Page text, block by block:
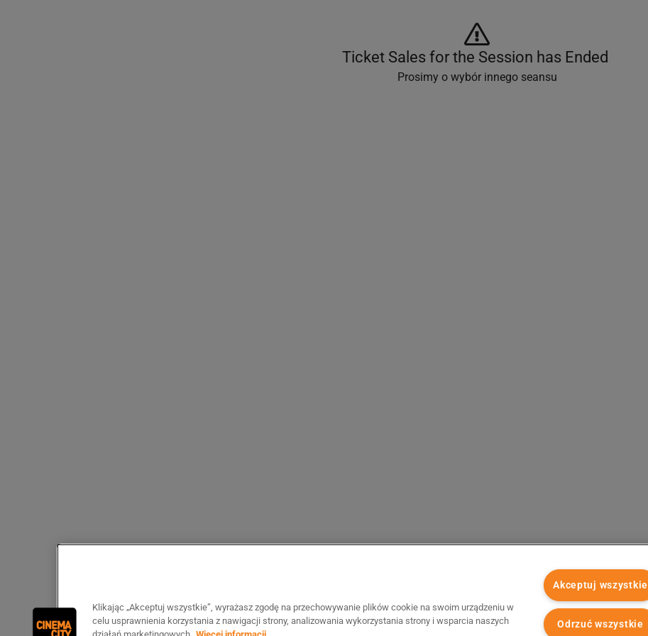
Ticket Sales for the Session has Ended
Prosimy o wybór innego seansu
Klikając „Akceptuj wszystkie”, wyrażasz zgodę na przechowywanie plików cookie na swoim urządzeniu w
celu usprawnienia korzystania z nawigacji strony, analizowania wykorzystania strony i wsparcia naszych
Akceptuj wszystkie
Odrzuć wszystkie